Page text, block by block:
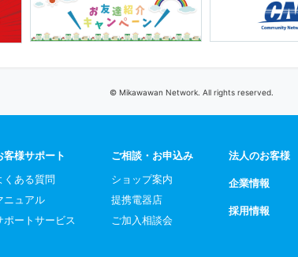
© Mikawawan Network. All rights reserved.
客様サポート
くある質問
ニュアル
ポートサービス
ご相談・お申込み
ショップ案内
提携電器店
ご加入相談会
法人のお客様
企業情報
採用情報